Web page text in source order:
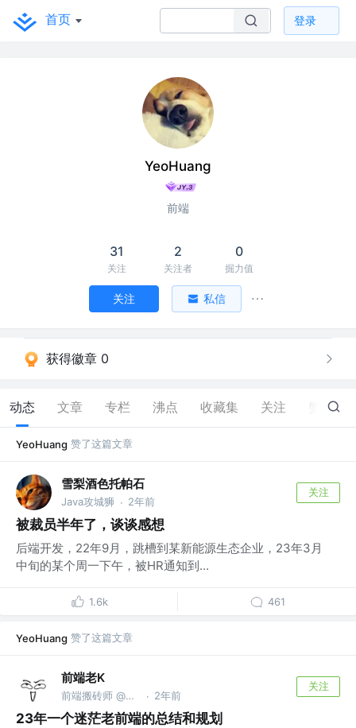
首页 登录
YeoHuang
前端
31
关注
2
关注者
0
掘力值
关注 私信
获得徽章 0
动态 文章 专栏 沸点 收藏集 关注 137
YeoHuang 赞了这篇文章
雪梨酒色托帕石
Java攻城狮 · 2年前
关注
被裁员半年了，谈谈感想
后端开发，22年9月，跳槽到某新能源生态企业，23年3月
中旬的某个周一下午，被HR通知到...
1.6k 461
YeoHuang 赞了这篇文章
前端老K
前端搬砖师 @知名翻译公司 · 2年前
关注
23年一个迷茫老前端的总结和规划